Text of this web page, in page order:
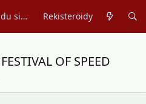
Kirjaudu sisään Rekisteröidy
OF SPEED